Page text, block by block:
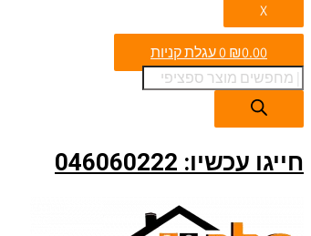
X
₪0.00
0עגלת קניות
חייגו עכשיו: 046060222